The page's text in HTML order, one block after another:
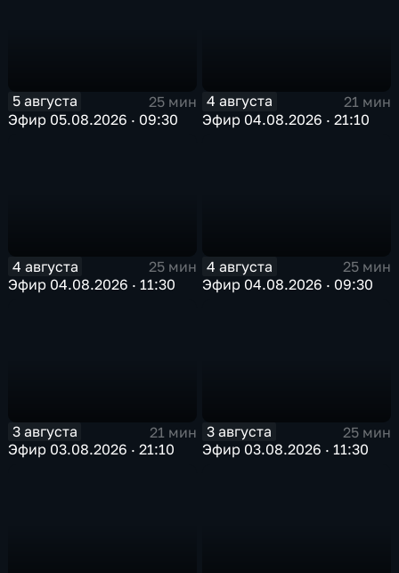
5 августа
25 мин
Эфир 05.08.2026 · 09:30
4 августа
21 мин
Эфир 04.08.2026 · 21:10
4 августа
25 мин
Эфир 04.08.2026 · 11:30
4 августа
25 мин
Эфир 04.08.2026 · 09:30
3 августа
21 мин
Эфир 03.08.2026 · 21:10
3 августа
25 мин
Эфир 03.08.2026 · 11:30